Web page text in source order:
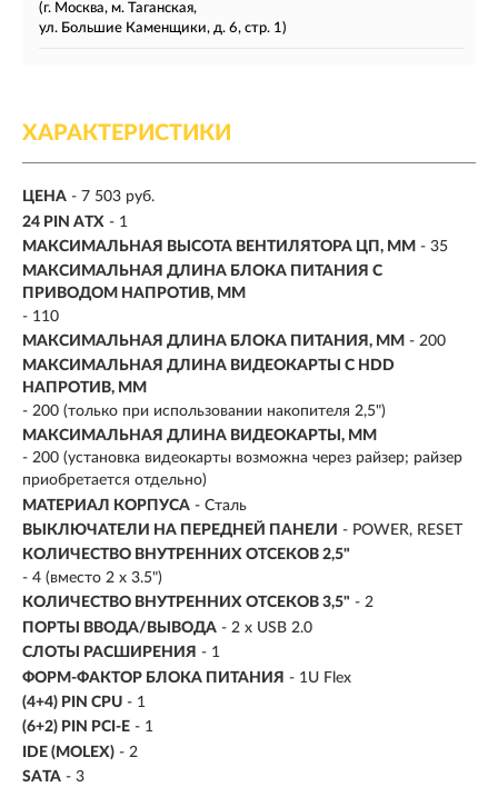
(г. Москва, м. Таганская,
ул. Большие Каменщики, д. 6, стр. 1)
ХАРАКТЕРИСТИКИ
ЦЕНА - 7 503 руб.
24 PIN ATX - 1
МАКСИМАЛЬНАЯ ВЫСОТА ВЕНТИЛЯТОРА ЦП, ММ - 35
МАКСИМАЛЬНАЯ ДЛИНА БЛОКА ПИТАНИЯ С
ПРИВОДОМ НАПРОТИВ, ММ
- 110
МАКСИМАЛЬНАЯ ДЛИНА БЛОКА ПИТАНИЯ, ММ - 200
МАКСИМАЛЬНАЯ ДЛИНА ВИДЕОКАРТЫ С HDD
НАПРОТИВ, ММ
- 200 (только при использовании накопителя 2,5")
МАКСИМАЛЬНАЯ ДЛИНА ВИДЕОКАРТЫ, ММ
- 200 (установка видеокарты возможна через райзер; райзер
приобретается отдельно)
МАТЕРИАЛ КОРПУСА - Сталь
ВЫКЛЮЧАТЕЛИ НА ПЕРЕДНЕЙ ПАНЕЛИ - POWER, RESET
КОЛИЧЕСТВО ВНУТРЕННИХ ОТСЕКОВ 2,5"
- 4 (вместо 2 x 3.5")
КОЛИЧЕСТВО ВНУТРЕННИХ ОТСЕКОВ 3,5" - 2
ПОРТЫ ВВОДА/ВЫВОДА - 2 x USB 2.0
СЛОТЫ РАСШИРЕНИЯ - 1
ФОРМ-ФАКТОР БЛОКА ПИТАНИЯ - 1U Flex
(4+4) PIN CPU - 1
(6+2) PIN PCI-E - 1
IDE (MOLEX) - 2
SATA - 3